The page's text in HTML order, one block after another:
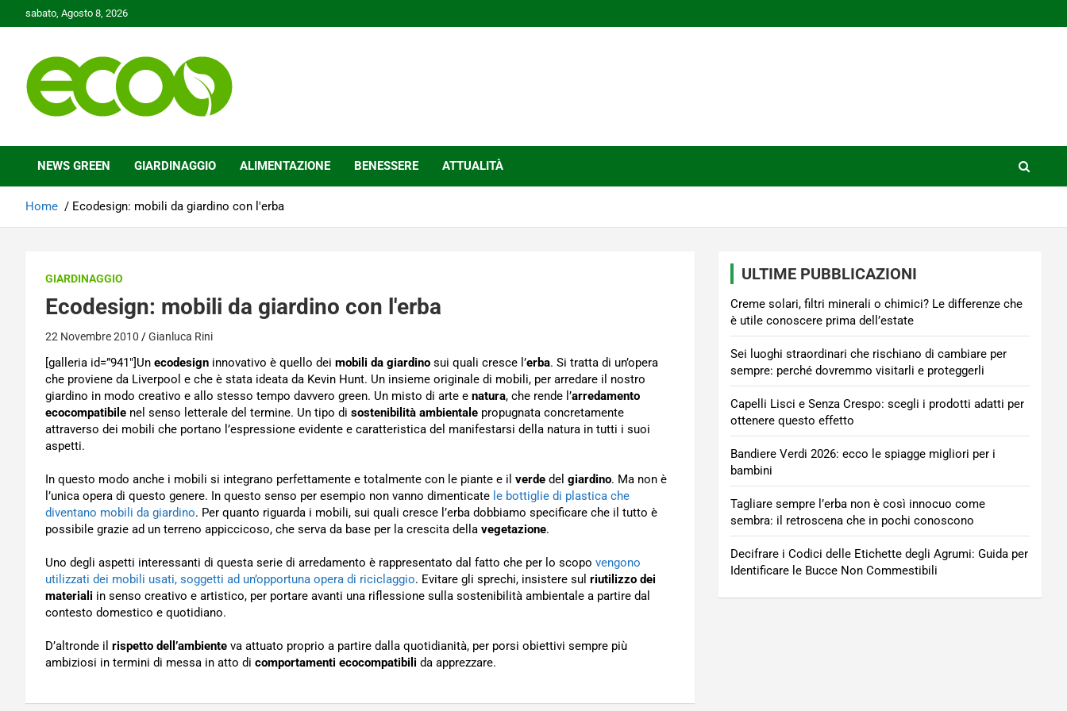
to
sabato, Agosto 8, 2026
Ecoo.it
NEWS GREEN GIARDINAGGIO ALIMENTAZIONE BENESSERE ATTUALITÀ
Home Ecodesign: mobili da giardino con l'erba
GIARDINAGGIO
Ecodesign: mobili da giardino con l'erba
22 Novembre 2010 Gianluca Rini
[galleria id=”941″]Un ecodesign innovativo è quello dei mobili da giardino sui quali cresce l’erba. Si tratta di un’opera
che proviene da Liverpool e che è stata ideata da Kevin Hunt. Un insieme originale di mobili, per arredare il nostro
giardino in modo creativo e allo stesso tempo davvero green. Un misto di arte e natura, che rende l’arredamento
ecocompatibile nel senso letterale del termine. Un tipo di sostenibilità ambientale propugnata concretamente
attraverso dei mobili che portano l’espressione evidente e caratteristica del manifestarsi della natura in tutti i suoi
aspetti.
In questo modo anche i mobili si integrano perfettamente e totalmente con le piante e il verde del giardino. Ma non è
l’unica opera di questo genere. In questo senso per esempio non vanno dimenticate le bottiglie di plastica che
diventano mobili da giardino. Per quanto riguarda i mobili, sui quali cresce l’erba dobbiamo specificare che il tutto è
possibile grazie ad un terreno appiccicoso, che serva da base per la crescita della vegetazione.
Uno degli aspetti interessanti di questa serie di arredamento è rappresentato dal fatto che per lo scopo vengono
utilizzati dei mobili usati, soggetti ad un’opportuna opera di riciclaggio. Evitare gli sprechi, insistere sul riutilizzo dei
materiali in senso creativo e artistico, per portare avanti una riflessione sulla sostenibilità ambientale a partire dal
contesto domestico e quotidiano.
D’altronde il rispetto dell’ambiente va attuato proprio a partire dalla quotidianità, per porsi obiettivi sempre più
ambiziosi in termini di messa in atto di comportamenti ecocompatibili da apprezzare.
ULTIME PUBBLICAZIONI
Creme solari, filtri minerali o chimici? Le differenze che
è utile conoscere prima dell’estate
Sei luoghi straordinari che rischiano di cambiare per
sempre: perché dovremmo visitarli e proteggerli
Capelli Lisci e Senza Crespo: scegli i prodotti adatti per
ottenere questo effetto
Bandiere Verdi 2026: ecco le spiagge migliori per i
bambini
Tagliare sempre l’erba non è così innocuo come
sembra: il retroscena che in pochi conoscono
Decifrare i Codici delle Etichette degli Agrumi: Guida per
Identificare le Bucce Non Commestibili